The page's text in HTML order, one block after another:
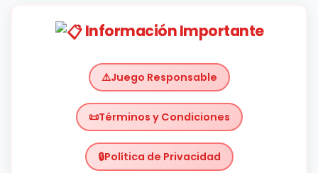
Información Importante
Juego Responsable
Términos y Condiciones
Política de Privacidad